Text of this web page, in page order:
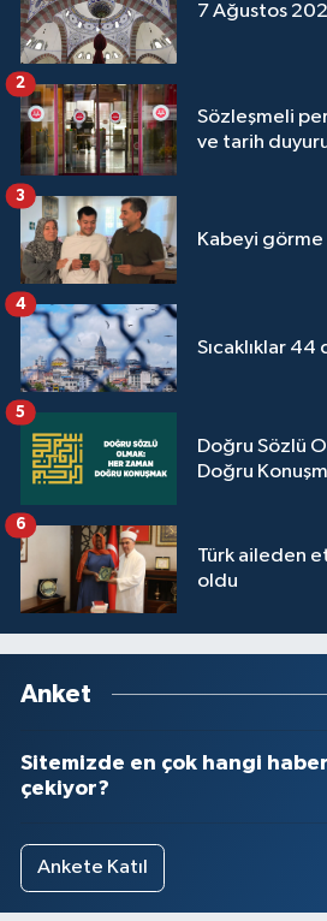
7 Ağustos
Sözleşmeli
ve tarih
2
Kabeyi
3
Sıcaklıklar
4
Doğru Sözlü
Doğru
5
Türk aileden
oldu
6
Anket
Sitemizde en çok hangi
çekiyor?
Ankete Katıl